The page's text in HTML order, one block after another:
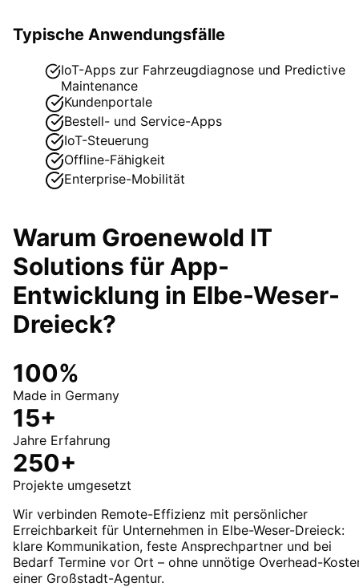
Typische Anwendungsfälle
IoT-Apps zur Fahrzeugdiagnose und Predictive
Maintenance
Kundenportale
Bestell- und Service-Apps
IoT-Steuerung
Offline-Fähigkeit
Enterprise-Mobilität
Warum Groenewold IT
Solutions für App-
Entwicklung in Elbe-Weser-
Dreieck?
100%
Made in Germany
15+
Jahre Erfahrung
250+
Projekte umgesetzt
Wir verbinden Remote-Effizienz mit persönlicher
Erreichbarkeit für Unternehmen in Elbe-Weser-Dreieck:
klare Kommunikation, feste Ansprechpartner und bei
Bedarf Termine vor Ort – ohne unnötige Overhead-
einer Großstadt-Agentur.